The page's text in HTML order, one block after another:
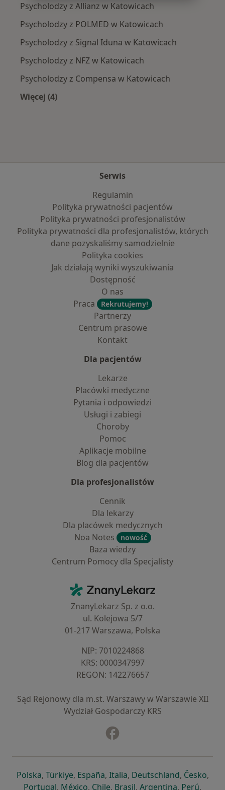
Psycholodzy z Allianz w Katowicach
Psycholodzy z POLMED w Katowicach
Psycholodzy z Signal Iduna w Katowicach
Psycholodzy z NFZ w Katowicach
Psycholodzy z Compensa w Katowicach
Więcej (4)
Serwis
Regulamin
Polityka prywatności pacjentów
Polityka prywatności profesjonalistów
Polityka prywatności dla profesjonalistów, których
dane pozyskaliśmy samodzielnie
Polityka cookies
Jak działają wyniki wyszukiwania
Dostępność
O nas
Praca
Rekrutujemy!
Partnerzy
Centrum prasowe
Kontakt
Dla pacjentów
Lekarze
Placówki medyczne
Pytania i odpowiedzi
Usługi i zabiegi
Choroby
Pomoc
Aplikacje mobilne
Blog dla pacjentów
Dla profesjonalistów
Cennik
Dla lekarzy
Dla placówek medycznych
Noa Notes
nowość
Baza wiedzy
Centrum Pomocy dla Specjalisty
ZnanyLekarz - Strona główna
ZnanyLekarz Sp. z o.o.
ul. Kolejowa 5/7
01-217 Warszawa, Polska
NIP: ⁠7010224868
KRS: ⁠0000347997
REGON: ⁠142276657
Sąd Rejonowy dla m.st. Warszawy w Warszawie XII
Wydział Gospodarczy KRS
Polskaotwiera się w nowej karcie
, Türkiyeotwiera się w nowej karcie
, Españaotwiera się w nowej karcie
, Italiaotwiera się w nowej
, Deutschlandotwiera się
, Česko,
Portugalotwiera się w nowej karcie
, Méxicootwiera się w nowej karcie
, Chileotwiera się w nowej karcie
, Brasilotwiera się w nowej
, Argentinaotwiera się
, Perú,